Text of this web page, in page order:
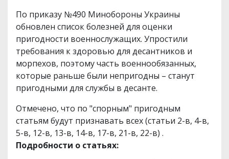
По приказу №490 Минобороны Украины
обновлен список болезней для оценки
пригодности военнослужащих. Упростили
требования к здоровью для десантников и
морпехов, поэтому часть военнообязанных,
которые раньше были непригодны – станут
пригодными для службы в десанте.
Отмечено, что по "спорным" пригодным
статьям будут признавать всех (статьи 2-в, 4-в,
5-в, 12-в, 13-в, 14-в, 17-в, 21-в, 22-в) .
Подробности о статьях: